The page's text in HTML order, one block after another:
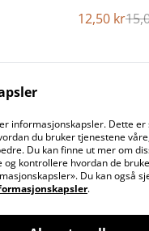
12,50 kr
Us
Legal
Policy
Cookie
informasjonskapsler. Dette
du bruker tjenestene
Du kan finne ut mer om
kontrollere hvordan de
Du kan også
.